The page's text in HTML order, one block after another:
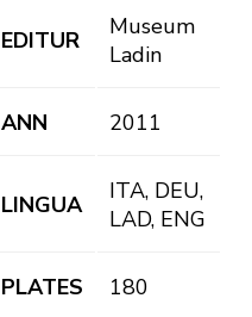
EDITUR
Museum
Ladin
ANN 2011
LINGUA
ITA, DEU,
LAD, ENG
PLATES 180